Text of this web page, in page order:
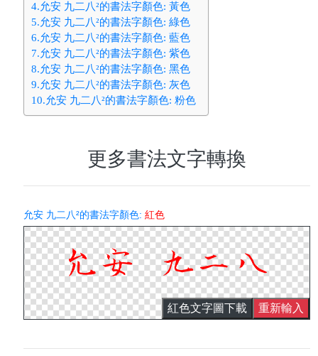
4.允安 九二八²的書法字顏色: 黃色
5.允安 九二八²的書法字顏色: 綠色
6.允安 九二八²的書法字顏色: 藍色
7.允安 九二八²的書法字顏色: 紫色
8.允安 九二八²的書法字顏色: 黑色
9.允安 九二八²的書法字顏色: 灰色
10.允安 九二八²的書法字顏色: 粉色
更多書法文字轉換
允安 九二八²的書法字顏色:紅色
紅色文字圖下載 重新輸入